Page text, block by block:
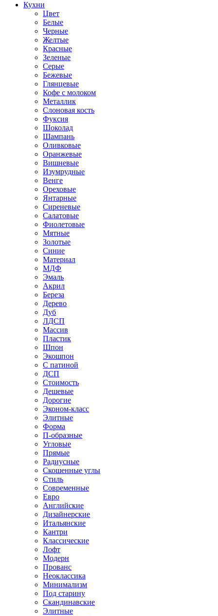
Кухни
Цвет
Белые
Черные
Желтые
Красные
Зеленые
Серые
Бежевые
Глянцевые
Кофе с молоком
Металлик
Слоновая кость
Фуксия
Шоколад
Шампань
Оливковые
Оранжевые
Вишневые
Изумрудные
Венге
Ореховые
Янтарные
Сиреневые
Салатовые
Фиолетовые
Мятные
Золотые
Синие
Материал
МДФ
Эмаль
Акрил
Береза
Дерево
Дуб
ЛДСП
Массив
Пластик
Шпон
Экошпон
С патиной
ДСП
Стоимость
Дешевые
Дорогие
Эконом-класс
Элитные
Форма
П-образные
Угловые
Прямые
Радиусные
Скошенные углы
Стиль
Современные
Евро
Английские
Дизайнерские
Итальянские
Кантри
Классические
Лофт
Модерн
Прованс
Неоклассика
Минимализм
Под старину
Скандинавские
Элитные